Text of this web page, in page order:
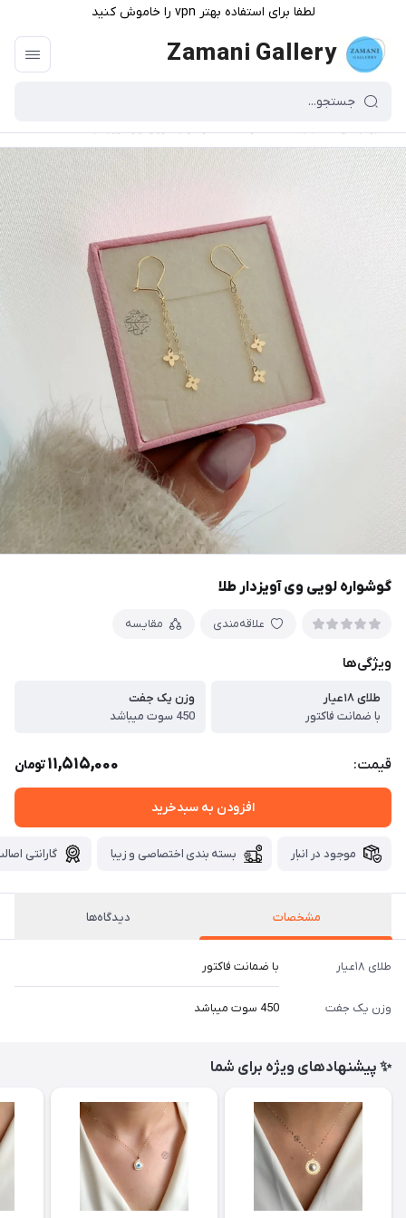
لطفا برای استفاده بهتر vpn را خاموش کنید
Zamani Gallery
گوشواره لویی وی آویزدار طلا
علاقه‌مندی مقایسه
ویژگی‌ها
طلای ۱۸عیار
با ضمانت فاکتور
وزن یک جفت
450 سوت میباشد
قیمت: 11,515,000تومان
افزودن به سبدخرید
موجود در انبار بسته بندی اختصاصی و زیبا گارانتی
مشخصات دیدگاه‌ها
طلای ۱۸عیار با ضمانت فاکتور
وزن یک جفت 450 سوت میباشد
✨ پیشنهادهای ویژه برای شما